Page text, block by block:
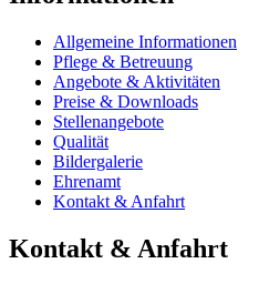
Allgemeine Informationen
Pflege & Betreuung
Angebote & Aktivitäten
Preise & Downloads
Stellenangebote
Qualität
Bildergalerie
Ehrenamt
Kontakt & Anfahrt
Kontakt & Anfahrt